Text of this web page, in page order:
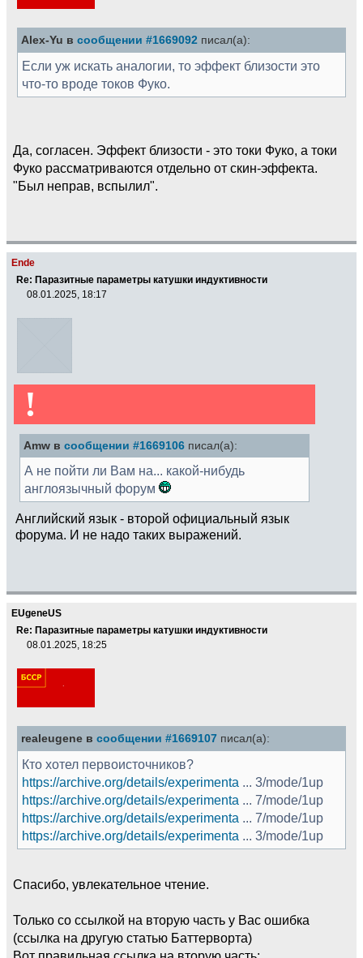
Alex-Yu в сообщении #1669092 писал(а):
Если уж искать аналогии, то эффект близости это
что-то вроде токов Фуко.
Да, согласен. Эффект близости - это токи Фуко, а токи
Фуко рассматриваются отдельно от скин-эффекта.
"Был неправ, вспылил".
Ende
Re: Паразитные параметры катушки индуктивности
08.01.2025, 18:17
!
Amw в сообщении #1669106 писал(а):
А не пойти ли Вам на... какой-нибудь
англоязычный форум
Английский язык - второй официальный язык
форума. И не надо таких выражений.
EUgeneUS
Re: Паразитные параметры катушки индуктивности
08.01.2025, 18:25
realeugene в сообщении #1669107 писал(а):
Кто хотел первоисточников?
https://archive.org/details/experimenta ... 3/mode/1up
https://archive.org/details/experimenta ... 7/mode/1up
https://archive.org/details/experimenta ... 7/mode/1up
https://archive.org/details/experimenta ... 3/mode/1up
Спасибо, увлекательное чтение.
Только со ссылкой на вторую часть у Вас ошибка
(ссылка на другую статью Баттерворта)